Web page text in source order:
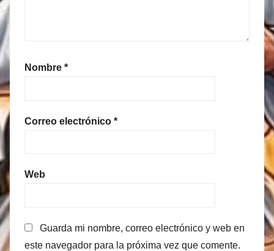
Nombre *
Correo electrónico *
Web
Guarda mi nombre, correo electrónico y web en
este navegador para la próxima vez que comente.